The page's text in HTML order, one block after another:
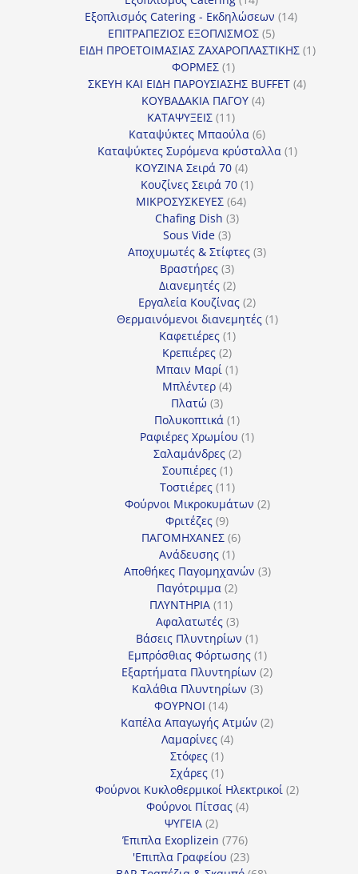
προϊόντα
Εξοπλισμός Catering - Εκδηλώσεων 1414
ΕΠΙΤΡΑΠΕΖΙΟΣ ΕΞΟΠΛΙΣΜΟΣ 55
προϊόντα
ΕΙΔΗ ΠΡΟΕΤΟΙΜΑΣΙΑΣ ΖΑΧΑΡΟΠΛΑΣΤΙΚΗΣ 11
ΦΟΡΜΕΣ 11
προϊόν
ΣΚΕΥΗ ΚΑΙ ΕΙΔΗ ΠΑΡΟΥΣΙΑΣΗΣ BUFFET 44
ΚΟΥΒΑΔΑΚΙΑ ΠΑΓΟΥ 44
ΚΑΤΑΨΥΞΕΙΣ 1111
προϊόντα
Καταψύκτες Μπαούλα 66
προϊόντα
Καταψύκτες Συρόμενα κρύσταλλα 11
ΚΟΥΖΙΝΑ Σειρά 70 44
προϊόντα
Κουζίνες Σειρά 70 11
ΜΙΚΡΟΣΥΣΚΕΥΕΣ 6464
Chafing Dish 33
Sous Vide 33
προϊόντα
Αποχυμωτές & Στίφτες 33
Βραστήρες 33
προϊόντα
Διανεμητές 22
προϊόντα
Εργαλεία Κουζίνας 22
προϊόντα
Θερμαινόμενοι διανεμητές 11
Καφετιέρες 11
προϊόν
Κρεπιέρες 22
προϊόντα
Μπαιν Μαρί 11
Μπλέντερ 44
Πλατώ 33
προϊόντα
Πολυκοπτικά 11
προϊόν
Ραφιέρες Χρωμίου 11
Σαλαμάνδρες 22
Σουπιέρες 11
προϊόν
Τοστιέρες 1111
προϊόντα
Φούρνοι Μικροκυμάτων 22
Φριτέζες 99
προϊόντα
ΠΑΓΟΜΗΧΑΝΕΣ 66
Ανάδευσης 11
προϊόν
Αποθήκες Παγομηχανών 33
Παγότριμμα 22
ΠΛΥΝΤΗΡΙΑ 1111
προϊόντα
Αφαλατωτές 33
προϊόντα
Βάσεις Πλυντηρίων 11
προϊόν
Εμπρόσθιας Φόρτωσης 11
προϊόν
Εξαρτήματα Πλυντηρίων 22
Καλάθια Πλυντηρίων 33
ΦΟΥΡΝΟΙ 1414
προϊόντα
Καπέλα Απαγωγής Ατμών 22
Λαμαρίνες 44
Στόφες 11
προϊόν
Σχάρες 11
προϊόν
Φούρνοι Κυκλοθερμικοί Ηλεκτρικοί 22
Φούρνοι Πίτσας 44
ΨΥΓΕΙΑ 22
προϊόντα
Έπιπλα Exoplizein 776776
προϊόντα
'Επιπλα Γραφείου 2323